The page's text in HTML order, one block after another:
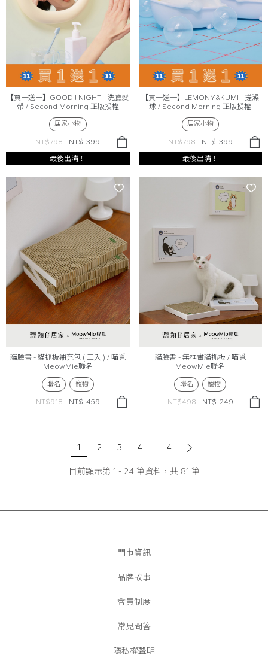
【買一送一】GOOD ! NIGHT - 洗臉髮
帶 / Second Morning 正版授權
居家小物
NT$798 NT$ 399
最後出清！
【買一送一】LEMONY&KUMI - 搓澡
球 / Second Morning 正版授權
居家小物
NT$798 NT$ 399
最後出清！
貓臉書 - 貓抓板補充包 ( 三入 ) / 喵覓
MeowMie聯名
聯名 寵物
NT$918 NT$ 459
貓臉書 - 無框畫貓抓板 / 喵覓
MeowMie聯名
聯名 寵物
NT$498 NT$ 249
1 2 3 4 ... 4
目前顯示第 1 - 24 筆資料，共 81 筆
門市資訊
品牌故事
會員制度
常見問答
隱私權聲明